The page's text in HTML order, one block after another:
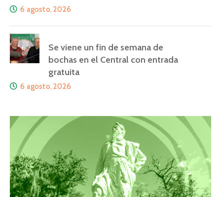
6 agosto, 2026
Se viene un fin de semana de
bochas en el Central con entrada
gratuita
6 agosto, 2026